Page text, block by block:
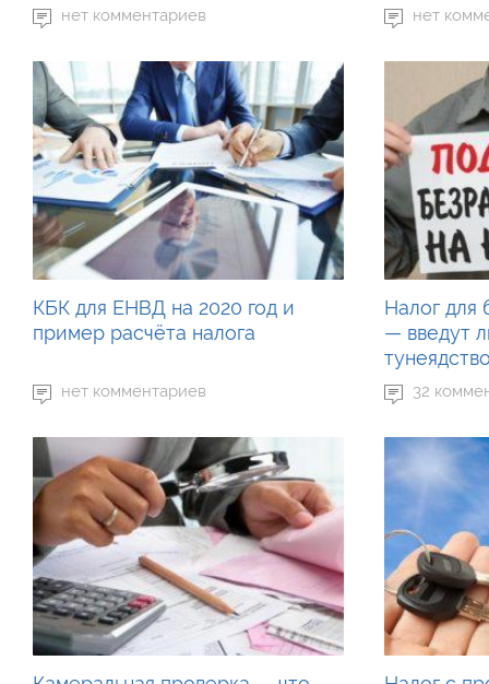
нет комментариев нет
КБК для ЕНВД на 2020 год и
пример расчёта налога
нет комментариев
Налог для
— введут
32